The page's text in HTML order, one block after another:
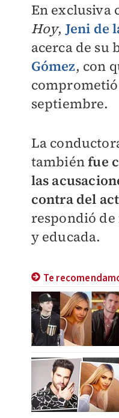
En exclusiva
Hoy, Jeni de
acerca de su
Gómez, con
septiembre.
La
tambiénfue
las
contra del
respondió
y educada.
Te